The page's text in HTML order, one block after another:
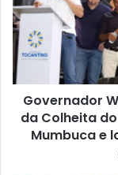
Governador
da Colheita
Mumbuca e